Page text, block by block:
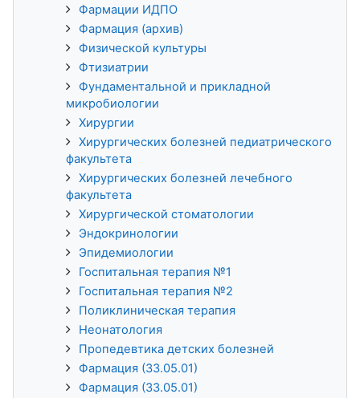
Фармации ИДПО
Фармация (архив)
Физической культуры
Фтизиатрии
Фундаментальной и прикладной
микробиологии
Хирургии
Хирургических болезней педиатрического
факультета
Хирургических болезней лечебного
факультета
Хирургической стоматологии
Эндокринологии
Эпидемиологии
Госпитальная терапия №1
Госпитальная терапия №2
Поликлиническая терапия
Неонатология
Пропедевтика детских болезней
Фармация (33.05.01)
Фармация (33.05.01)